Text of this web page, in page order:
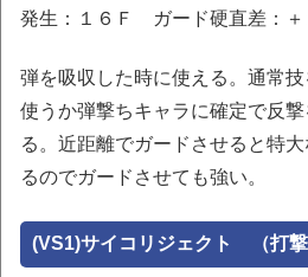
発生：１６Ｆ ガード硬直差：＋
弾を吸収した時に使える。通常
使うか弾撃ちキャラに確定で反撃
る。近距離でガードさせると特
るのでガードさせても強い。
(VS1)サイコリジェクト （打撃